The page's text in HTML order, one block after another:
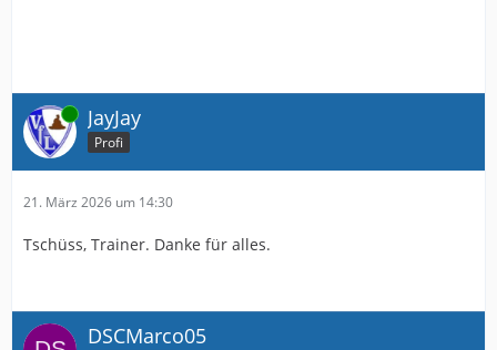
Online JayJay
Profi
21. März 2026 um 14:30
Tschüss, Trainer. Danke für alles.
DSCMarco05